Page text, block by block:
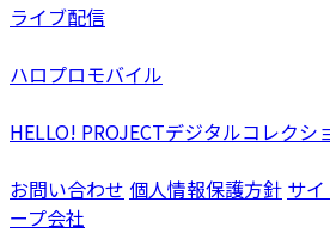
ライブ配信
ハロプロモバイル
HELLO! PROJECTデジタルコレクシ
お問い合わせ 個人情報保護方針 サ
ープ会社